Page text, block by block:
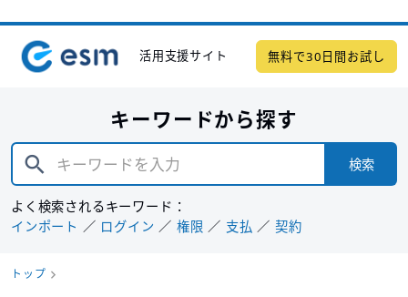
活用支援サイト 無料で30日間お試し
キーワードから探す
検索
よく検索されるキーワード：
インポート
ログイン 権限 支払 契約
トップ